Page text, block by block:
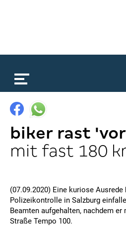
biker rast
mit fast 180
(07.09.2020) Eine kuriose
Polizeikontrolle in Salzburg
Beamten aufgehalten, nachdem
Straße Tempo 100.